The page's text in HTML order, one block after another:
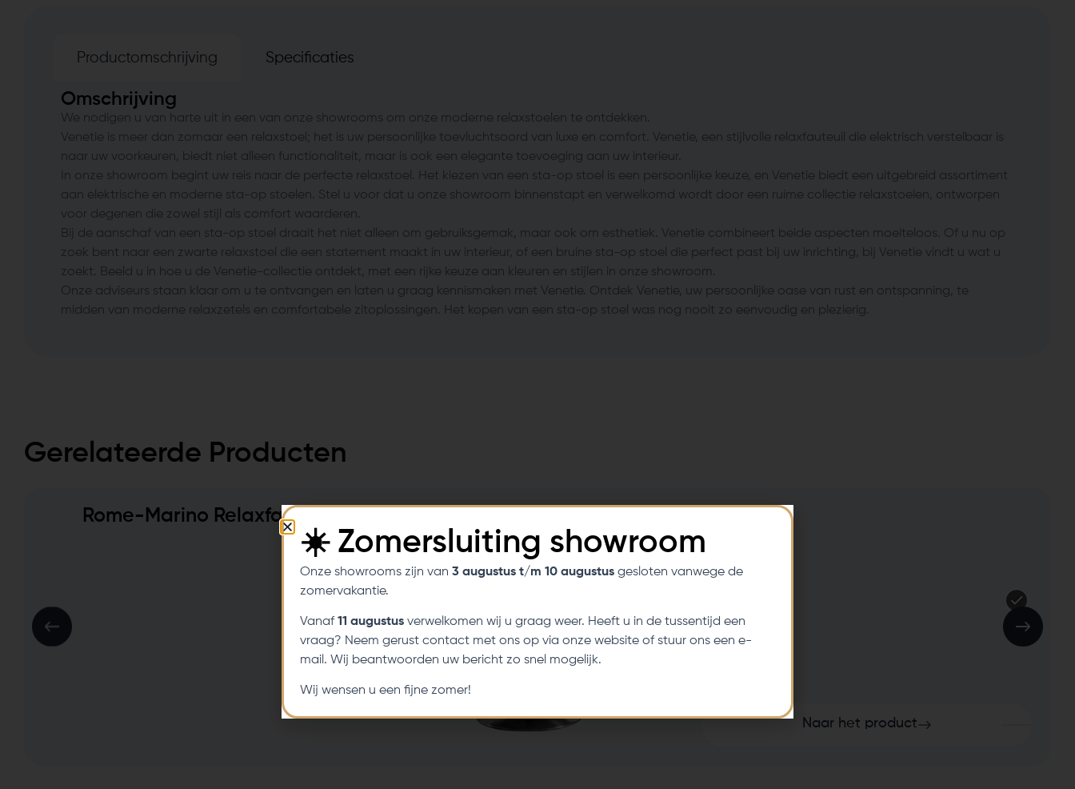
Productomschrijving Specificaties
Omschrijving
We nodigen u van harte uit in een van onze showrooms om onze moderne relaxstoelen te ontdekken.
Venetie is meer dan zomaar een relaxstoel; het is uw persoonlijke toevluchtsoord van luxe en comfort. Venetie, een stijlvolle relaxfauteuil die elektrisch verstelbaar is
naar uw voorkeuren, biedt niet alleen functionaliteit, maar is ook een elegante toevoeging aan uw interieur.
In onze showroom begint uw reis naar de perfecte relaxstoel. Het kiezen van een sta-op stoel is een persoonlijke keuze, en Venetie biedt een uitgebreid assortiment
aan elektrische en moderne sta-op stoelen. Stel u voor dat u onze showroom binnenstapt en verwelkomd wordt door een ruime collectie relaxstoelen, ontworpen
voor degenen die zowel stijl als comfort waarderen.
Bij de aanschaf van een sta-op stoel draait het niet alleen om gebruiksgemak, maar ook om esthetiek. Venetie combineert beide aspecten moeiteloos. Of u nu op
zoek bent naar een zwarte relaxstoel die een statement maakt in uw interieur, of een bruine sta-op stoel die perfect past bij uw inrichting, bij Venetie vindt u wat u
zoekt. Beeld u in hoe u de Venetie-collectie ontdekt, met een rijke keuze aan kleuren en stijlen in onze showroom.
Onze adviseurs staan klaar om u te ontvangen en laten u graag kennismaken met Venetie. Ontdek Venetie, uw persoonlijke oase van rust en ontspanning, te
midden van moderne relaxzetels en comfortabele zitoplossingen. Het kopen van een sta-op stoel was nog nooit zo eenvoudig en plezierig.
Gerelateerde Producten
Rome-Marino Relaxfauteuil
Naar het product
☀️ Zomersluiting showroom
Onze showrooms zijn van 3 augustus t/m 10 augustus gesloten vanwege de
zomervakantie.
Vanaf11 augustus verwelkomen wij u graag weer. Heeft u in de tussentijd een
vraag? Neem gerust contact met ons op via onze website of stuur ons een e-
mail. Wij beantwoorden uw bericht zo snel mogelijk.
Wij wensen u een fijne zomer!